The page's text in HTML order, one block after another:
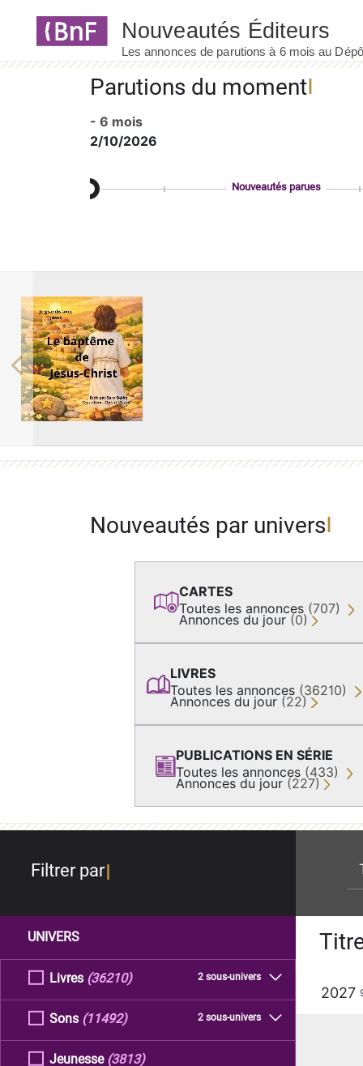
Parutions du moment
- 6 mois
2/10/2026
Nouveautés parues
Previous
Nouveautés par univers
CARTES
Toutes les annonces (707)
Annonces du jour (0)
LIVRES
Toutes les annonces (36210)
Annonces du jour (22)
PUBLICATIONS EN SÉRIE
Toutes les annonces (433)
Annonces du jour (227)
Filtrer par
UNIVERS
Livres 2 sous-univers
(36210)
Sons 2 sous-univers
(11492)
Jeunesse (3813)
2027